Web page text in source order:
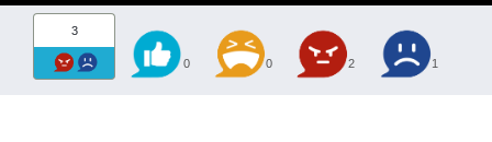
3
0 0 2 1